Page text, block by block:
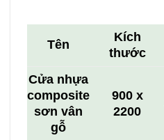
Tên
Kích
thước
Cửa nhựa
composite
sơn vân
gỗ
900 x
2200